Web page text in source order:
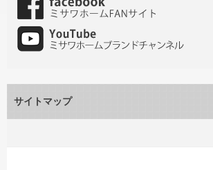
サイトマップ